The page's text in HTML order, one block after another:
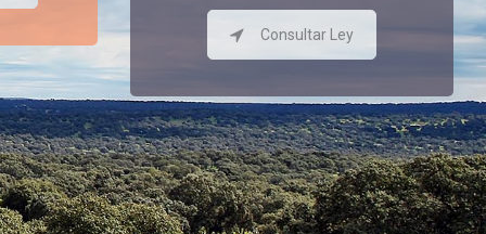
Consultar Ley